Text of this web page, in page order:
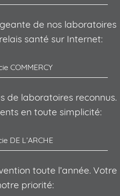
de nos laboratoires
santé sur Internet:
COMMERCY
de laboratoires reconnus.
en toute simplicité:
DE L’ARCHE
toute l’année. Votre
priorité: